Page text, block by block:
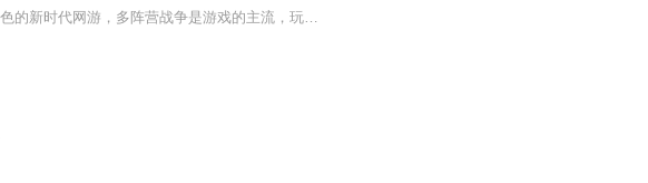
【内容简介】《抉择》是款自由度极高，完全由玩家自行打造个人角色的新时代网游，多阵营战争是游戏的主流，玩家们可以影响阵营发展方向，参与外交政策，主导剧情发展。一名正处在自己游戏巅峰期的玩家试图在《抉择》中证明自己实力，在游戏史上留下自己足...